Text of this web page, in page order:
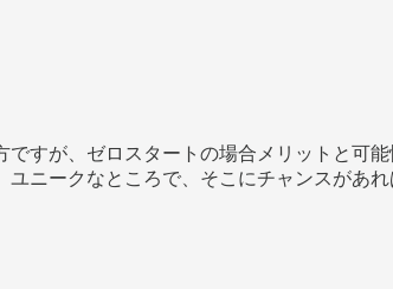
すが、ゼロスタートの場合メリットと可
ニークなところで、そこにチャンスがあ